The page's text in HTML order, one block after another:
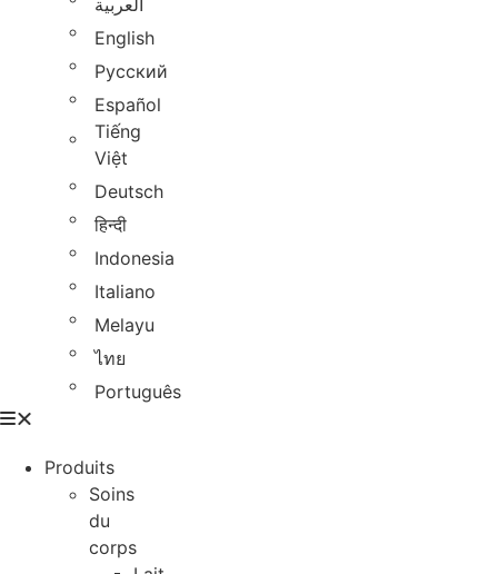
العربية
English
Русский
Español
Tiếng
Việt
Deutsch
हिन्दी
Indonesia
Italiano
Melayu
ไทย
Português
Produits
Soins
du
corps